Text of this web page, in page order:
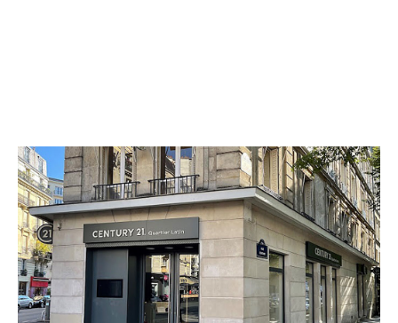
CENTURY 21 Quartier Latin
106 rue Monge
PARIS - 75005
Envoyer un message